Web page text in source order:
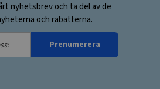
nyhetsbrev och ta del av de
och rabatterna.
Prenumerera